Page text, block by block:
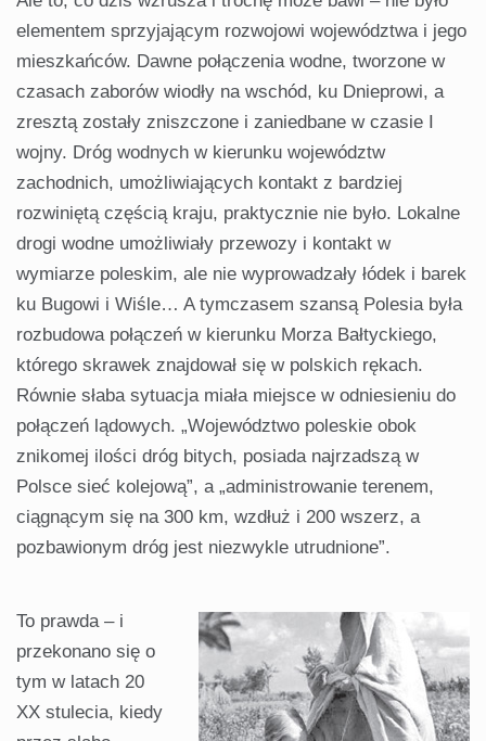
elementem sprzyjającym rozwojowi województwa i jego
mieszkańców. Dawne połącze­nia wodne, tworzone w
czasach zabo­rów wiodły na wschód, ku Dnieprowi, a
zresztą zostały zniszczone i zaniedba­ne w czasie I
wojny. Dróg wodnych w kierunku województw
zachodnich, umożliwiających kontakt z bardziej
rozwiniętą częścią kraju, praktycznie nie było. Lokalne
drogi wodne umożli­wiały przewozy i kontakt w
wymiarze poleskim, ale nie wyprowadzały łódek i barek
ku Bugowi i Wiśle… A tym­czasem szansą Polesia była
rozbudowa połączeń w kierunku Morza Bałtyc­kiego,
którego skrawek znajdował się w polskich rękach.
Równie słaba sy­tuacja miała miejsce w odniesieniu do
połączeń lądowych. „Województwo poleskie obok
znikomej ilości dróg bi­tych, posiada najrzadszą w
Polsce sieć kolejową”, a „administrowanie tere­nem,
ciągnącym się na 300 km, wzdłuż i 200 wszerz, a
pozbawionym dróg jest niezwykle utrudnione”.
To prawda – i
przekonano się o
tym w latach 20
XX stulecia, kiedy